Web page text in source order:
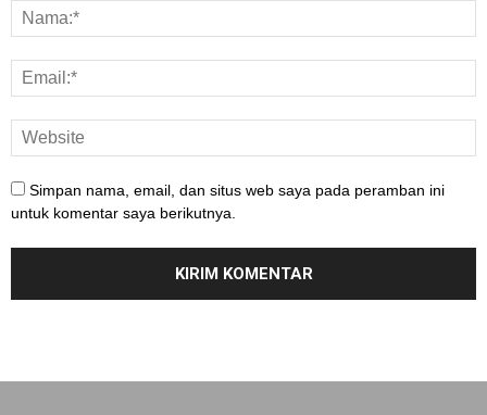
Simpan nama, email, dan situs web saya pada peramban ini
untuk komentar saya berikutnya.